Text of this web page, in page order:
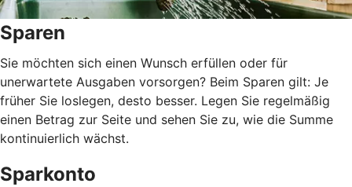
Sparen
Sie möchten sich einen Wunsch erfüllen oder für
unerwartete Ausgaben vorsorgen? Beim Sparen gilt: Je
früher Sie loslegen, desto besser. Legen Sie regelmäßig
einen Betrag zur Seite und sehen Sie zu, wie die Summe
kontinuierlich wächst.
Sparkonto